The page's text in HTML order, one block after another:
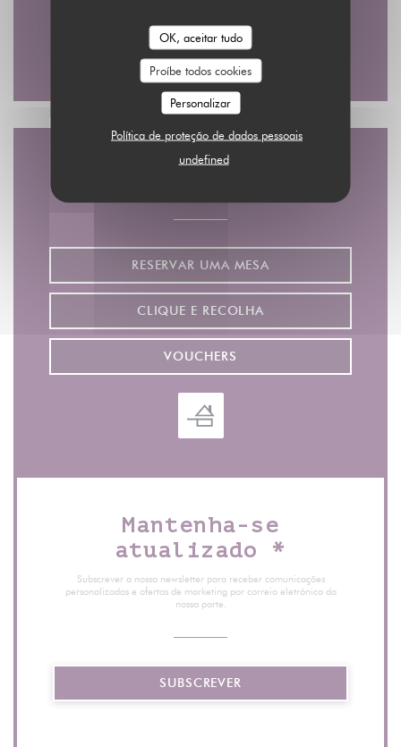
OK, aceitar tudo
Proíbe todos cookies
Personalizar
Política de proteção de dados pessoais
undefined
Facebook ((abre numa nova
Instagram ((abre numa
RESERVAR UMA MESA
CLIQUE E RECOLHA
VOUCHERS
Mantenha-se
atualizado *
Subscrever a nossa newsletter para receber comunicações
personalizadas e ofertas de marketing por correio eletrónico da
nossa parte.
SUBSCREVER